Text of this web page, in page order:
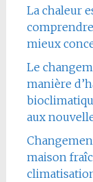
La chaleur
mieux
Le
manière
aux
maison